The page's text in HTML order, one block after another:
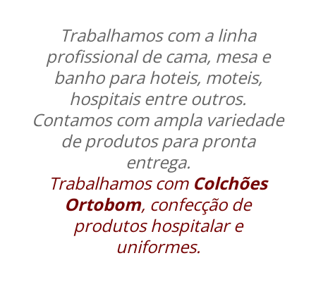
Trabalhamos com a linha
profissional de cama, mesa e
banho para hoteis, moteis,
hospitais entre outros.
Contamos com ampla variedade
de produtos para pronta
entrega.
Trabalhamos com Colchões
Ortobom, confecção de
produtos hospitalar e
uniformes.